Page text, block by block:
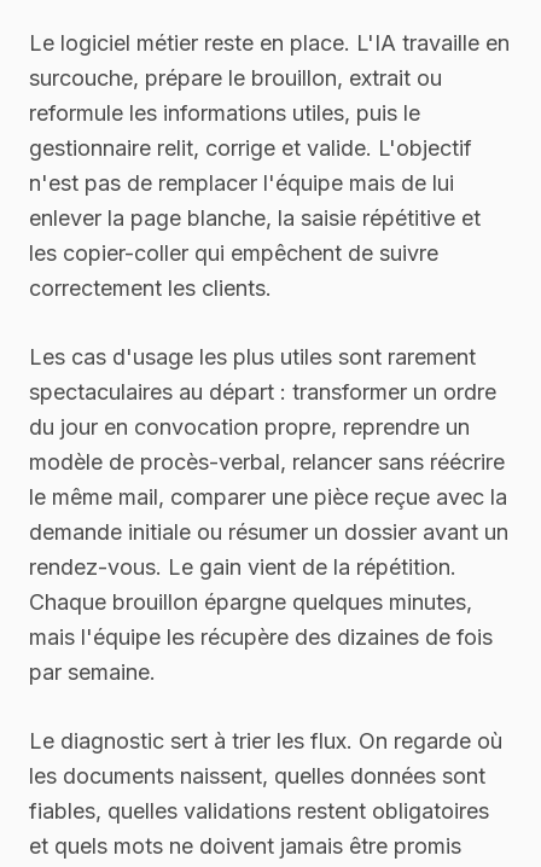
Le logiciel métier reste en place. L'IA travaille en
surcouche, prépare le brouillon, extrait ou
reformule les informations utiles, puis le
gestionnaire relit, corrige et valide. L'objectif
n'est pas de remplacer l'équipe mais de lui
enlever la page blanche, la saisie répétitive et
les copier-coller qui empêchent de suivre
correctement les clients.
Les cas d'usage les plus utiles sont rarement
spectaculaires au départ : transformer un ordre
du jour en convocation propre, reprendre un
modèle de procès-verbal, relancer sans réécrire
le même mail, comparer une pièce reçue avec la
demande initiale ou résumer un dossier avant un
rendez-vous. Le gain vient de la répétition.
Chaque brouillon épargne quelques minutes,
mais l'équipe les récupère des dizaines de fois
par semaine.
Le diagnostic sert à trier les flux. On regarde où
les documents naissent, quelles données sont
fiables, quelles validations restent obligatoires
et quels mots ne doivent jamais être promis